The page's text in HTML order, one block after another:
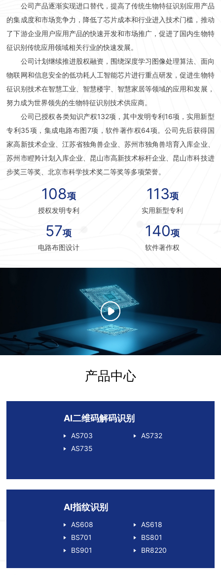
公司产品逐渐实现进口替代，提高了传统生物特征识别应用产品
的集成度和市场竞争力，降低了芯片成本和行业进入技术门槛，推动
了下游企业用户应用产品的快速开发和市场推广，促进了国内生物特
征识别传统应用领域相关行业的快速发展。
公司计划继续推进股权融资，围绕深度学习图像处理算法、面向
物联网和信息安全的低功耗人工智能芯片进行重点研发，促进生物特
征识别技术在智慧工业、智慧楼宇、智慧家居等领域的应用和发展，
努力成为世界领先的生物特征识别技术供应商。
公司已授权各类知识产权132项，其中发明专利16项，实用新型
专利35项，集成电路布图7项，软件著作权64项。公司先后获得国
家高新技术企业、江苏省独角兽企业、苏州市独角兽培育入库企业、
苏州市瞪羚计划入库企业、昆山市高新技术标杆企业、昆山市科技进
步奖三等奖、北京市科学技术奖二等奖等多项荣誉。
108项
授权发明专利
113项
实用新型专利
57项
电路布图设计
140项
软件著作权
产品中心
AI二维码解码识别
AS703
AS732
AS735
AI指纹识别
AS608
AS618
BS701
BS801
BS901
BR8220